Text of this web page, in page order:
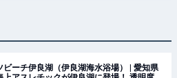
ビーチ伊良湖（伊良湖海水浴場） | 愛知県